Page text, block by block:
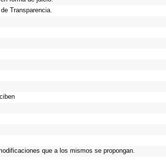
Transparencia.
que a los mismos se propongan.